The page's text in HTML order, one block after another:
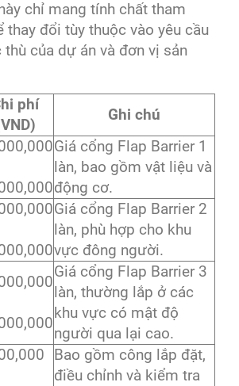
chỉ mang tính chất tham
thay đổi tùy thuộc vào yêu cầu
của dự án và đơn vị sản
phí
Ghi chú
Giá cổng Flap Barrier 1
làn, bao gồm vật liệu và
động cơ.
Giá cổng Flap Barrier 2
làn, phù hợp cho khu
vực đông người.
Giá cổng Flap Barrier 3
làn, thường lắp ở các
khu vực có mật độ
người qua lại cao.
Bao gồm công lắp đặt,
điều chỉnh và kiểm tra